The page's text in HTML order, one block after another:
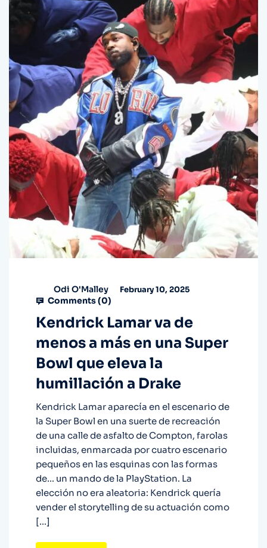
Odi O'Malley February 10, 2025
Comments (0)
Kendrick Lamar va de
menos a más en una Super
Bowl que eleva la
humillación a Drake
Kendrick Lamar aparecía en el escenario de
la Super Bowl en una suerte de recreación
de una calle de asfalto de Compton, farolas
incluidas, enmarcada por cuatro escenario
pequeños en las esquinas con las formas
de… un mando de la PlayStation. La
elección no era aleatoria: Kendrick quería
vender el storytelling de su actuación como
[…]